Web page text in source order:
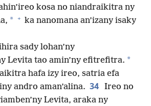
kosa no niandraikitra ny
* + ka nanomana an’izany isaky
sady lohan’ny
Levita tao amin’ny efitrefitra. *
hafa izy ireo, satria efa
andro aman’alina. 34 Ireo no
Levita, araka ny